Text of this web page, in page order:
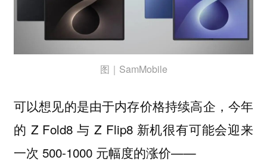
图｜SamMobile
可以想见的是由于内存价格持续高企，今年
的 Z Fold8 与 Z Flip8 新机很有可能会迎来
一次 500-1000 元幅度的涨价——